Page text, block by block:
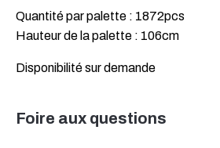
Quantité par palette : 1872pcs
Hauteur de la palette : 106cm
Disponibilité sur demande
Foire aux questions